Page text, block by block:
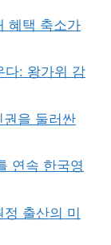
혜택 축소가
다: 왕가위 감
을 둘러싼
연속 한국영
출산의 미